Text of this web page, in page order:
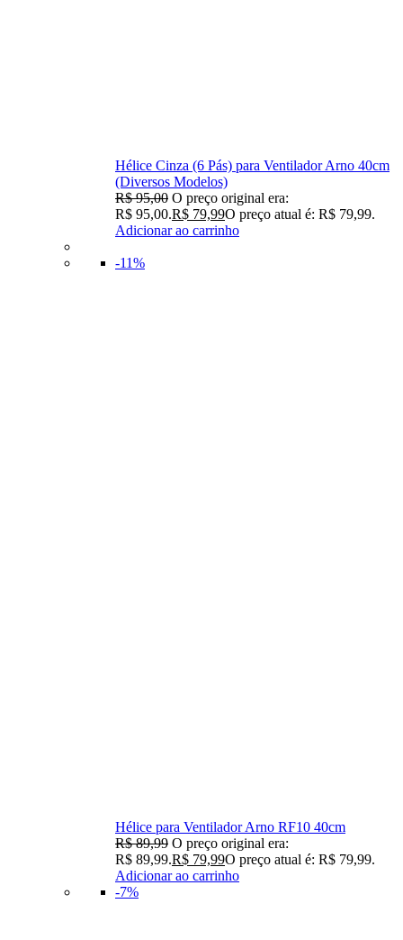
Hélice Cinza (6 Pás) para Ventilador Arno 40cm
(Diversos Modelos)
R$95,00 O preço original era:
R$ 95,00.R$ 79,99O preço atual é: R$ 79,99.
Adicionar ao carrinho
-11%
Hélice para Ventilador Arno RF10 40cm
R$89,99 O preço original era:
R$ 89,99.R$ 79,99O preço atual é: R$ 79,99.
Adicionar ao carrinho
-7%